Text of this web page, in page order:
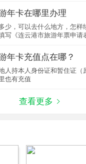
年卡在哪里办理
少，可以去什么地方，怎样
写《连云港市旅游年票申请
年卡充值点在哪？
人持本人身份证和暂住证（
也有充值
查看更多